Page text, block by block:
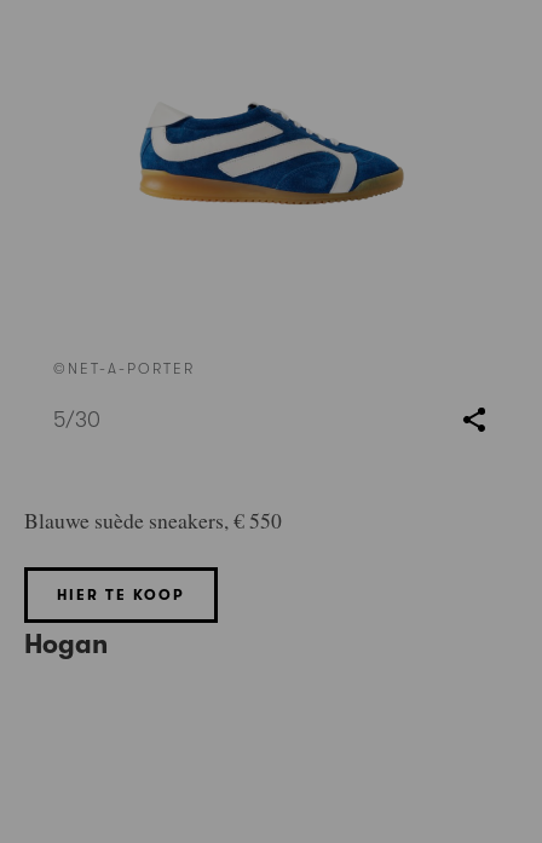
©NET-A-PORTER
5/30
Blauwe suède sneakers, € 550
HIER TE KOOP
Hogan